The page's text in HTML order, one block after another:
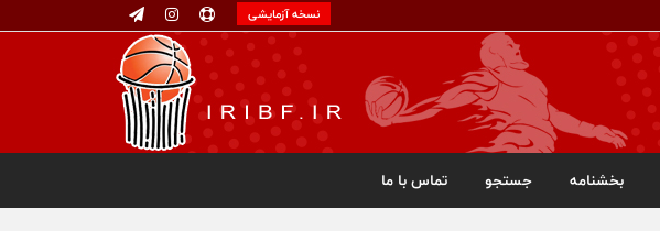
نسخه آزمایشی
بخشنامه جستجو تماس با ما